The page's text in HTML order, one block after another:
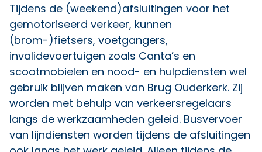
Tijdens de (weekend)afsluitingen voor het
gemotoriseerd verkeer, kunnen
(brom-)fietsers, voetgangers,
invalidevoertuigen zoals Canta’s en
scootmobielen en nood- en hulpdiensten wel
gebruik blijven maken van Brug Ouderkerk. Zij
worden met behulp van verkeersregelaars
langs de werkzaamheden geleid. Busvervoer
van lijndiensten worden tijdens de afsluitingen